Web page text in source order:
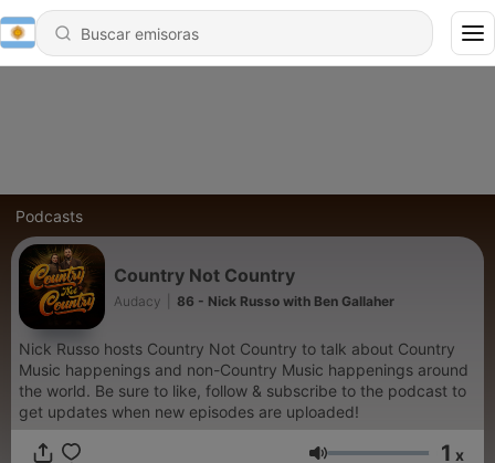
Podcasts
Country Not Country
Audacy 86 - Nick Russo with Ben Gallaher
Nick Russo hosts Country Not Country to talk about Country
Music happenings and non-Country Music happenings around
the world. Be sure to like, follow & subscribe to the podcast to
get updates when new episodes are uploaded!
1 x